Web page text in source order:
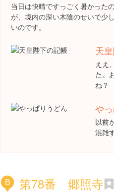
当日は快晴ですっごく暑かった
が、境内の深い木陰のせいで少
いのです。
天
ええ
た。
ね？
や
以前
混雑
B 第78番 郷照寺